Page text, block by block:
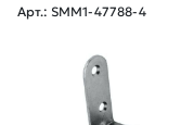
Арт.: SMM1-47788-4